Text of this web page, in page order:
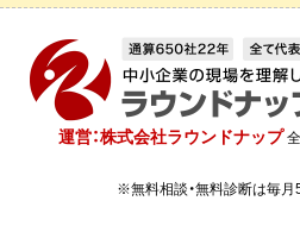
運営：株式会社ラウンドナップ
※無料相談・無料診断は毎